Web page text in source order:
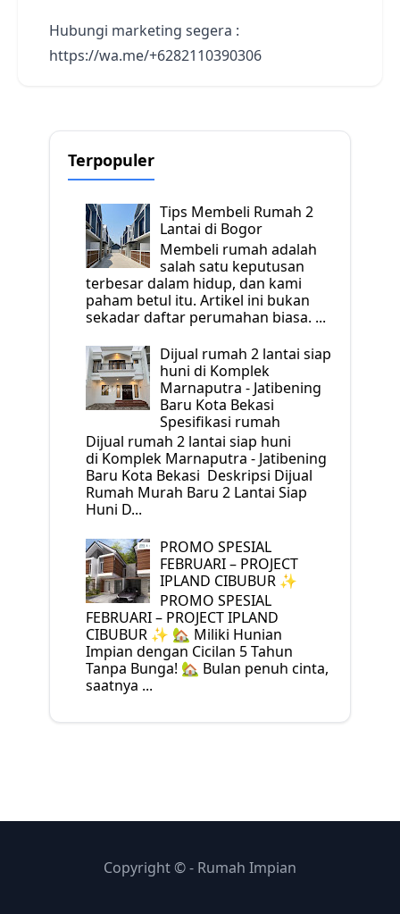
Hubungi marketing segera :
https://wa.me/+6282110390306
Terpopuler
Tips Membeli Rumah 2
Lantai di Bogor
Membeli rumah adalah
salah satu keputusan
terbesar dalam hidup, dan kami
paham betul itu. Artikel ini bukan
sekadar daftar perumahan biasa. ...
Dijual rumah 2 lantai siap
huni di Komplek
Marnaputra - Jatibening
Baru Kota Bekasi
Spesifikasi rumah
Dijual rumah 2 lantai siap huni
di Komplek Marnaputra - Jatibening
Baru Kota Bekasi Deskripsi Dijual
Rumah Murah Baru 2 Lantai Siap
Huni D...
PROMO SPESIAL
FEBRUARI – PROJECT
IPLAND CIBUBUR ✨
PROMO SPESIAL
FEBRUARI – PROJECT IPLAND
CIBUBUR ✨ 🏡 Miliki Hunian
Impian dengan Cicilan 5 Tahun
Tanpa Bunga! 🏡 Bulan penuh cinta,
saatnya ...
Copyright ©- Rumah Impian